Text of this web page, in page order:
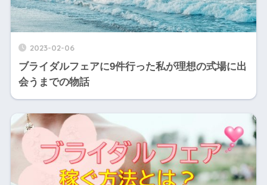
2023-02-06
ブライダルフェアに9件行った私が理想の式場に出
会うまでの物話